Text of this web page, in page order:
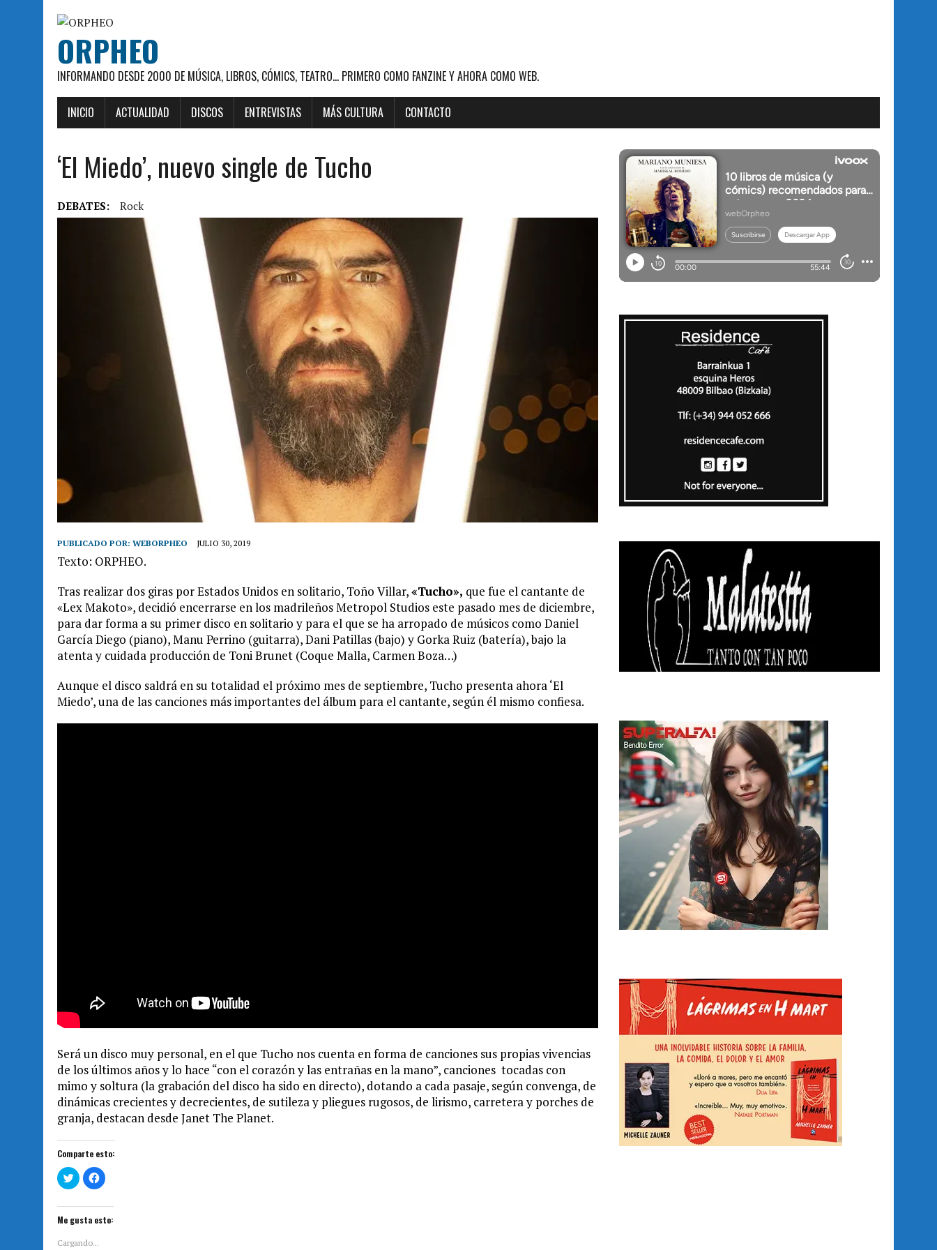
ORPHEO
INFORMANDO DESDE 2000 DE MÚSICA, LIBROS, CÓMICS, TEATRO... PRIMERO COMO FANZINE Y AHORA COMO WEB.
INICIO ACTUALIDAD DISCOS ENTREVISTAS MÁS CULTURA CONTACTO
‘El Miedo’, nuevo single de Tucho
DEBATES: Rock
PUBLICADO POR: WEBORPHEO JULIO 30, 2019
Texto: ORPHEO.
Tras realizar dos giras por Estados Unidos en solitario, Toño Villar,«Tucho», que fue el cantante de
«Lex Makoto», decidió encerrarse en los madrileños Metropol Studios este pasado mes de diciembre,
para dar forma a su primer disco en solitario y para el que se ha arropado de músicos como Daniel
García Diego (piano), Manu Perrino (guitarra), Dani Patillas (bajo) y Gorka Ruiz (batería), bajo la
atenta y cuidada producción de Toni Brunet (Coque Malla, Carmen Boza…)
Aunque el disco saldrá en su totalidad el próximo mes de septiembre, Tucho presenta ahora ‘El
Miedo’, una de las canciones más importantes del álbum para el cantante, según él mismo confiesa.
Será un disco muy personal, en el que Tucho nos cuenta en forma de canciones sus propias vivencias
de los últimos años y lo hace “con el corazón y las entrañas en la mano”, canciones tocadas con
mimo y soltura (la grabación del disco ha sido en directo), dotando a cada pasaje, según convenga, de
dinámicas crecientes y decrecientes, de sutileza y pliegues rugosos, de lirismo, carretera y porches de
granja, destacan desde Janet The Planet.
Comparte esto:
H
a
l
i
c
a
H
a
l
i
c
Me gusta esto:
Cargando...